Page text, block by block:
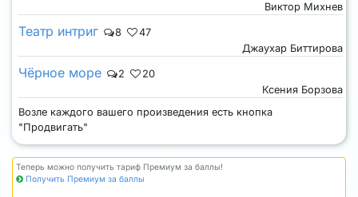
Виктор Михнев
Театр интриг 8
47
Джаухар Биттирова
Чёрное море 2
20
Ксения Борзова
Возле каждого вашего произведения есть кнопка
"Продвигать"
Теперь можно получить тариф Премиум за баллы!
Получить Премиум за баллы